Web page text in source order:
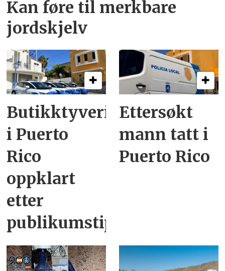
Kan føre til merkbare
jordskjelv
Butikktyveri
i Puerto
Rico
oppklart
etter
publikumstips
Ettersøkt
mann tatt i
Puerto Rico